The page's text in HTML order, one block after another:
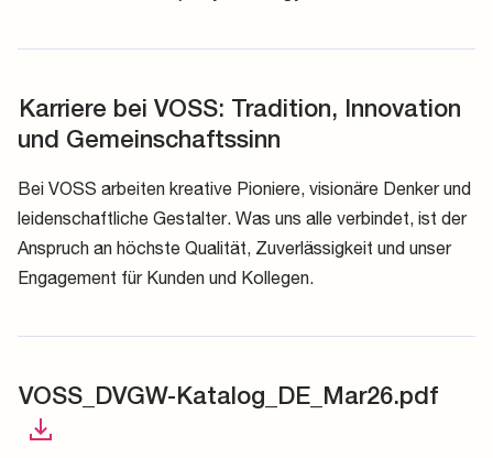
Karriere bei VOSS: Tradition, Innovation
und Gemeinschaftssinn
Bei VOSS arbeiten kreative Pioniere, visionäre Denker und
leidenschaftliche Gestalter. Was uns alle verbindet, ist der
Anspruch an höchste Qualität, Zuverlässigkeit und unser
Engagement für Kunden und Kollegen.
VOSS_DVGW-Katalog_DE_Mar26.pdf